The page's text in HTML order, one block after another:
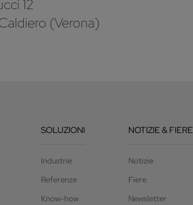
12
(Verona)
SOLUZIONI
Industrie
Referenze
Know-how
NOTIZIE & FIERE
Notizie
Fiere
Newsletter